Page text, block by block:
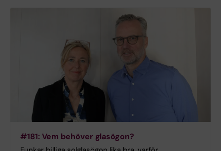
#181: Vem behöver glasögon?